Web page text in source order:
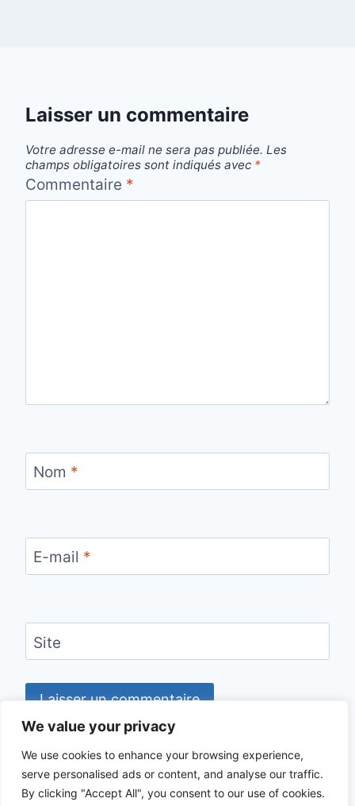
We value your privacy
We use cookies to enhance your browsing experience,
serve personalised ads or content, and analyse our traffic.
By clicking "Accept All", you consent to our use of cookies.
Laisser un commentaire
Votre adresse e-mail ne sera pas publiée. Les
champs obligatoires sont indiqués avec *
Commentaire *
Nom *
E-mail *
Site
© 2026 CHECKLIST VOYAGE - Thème